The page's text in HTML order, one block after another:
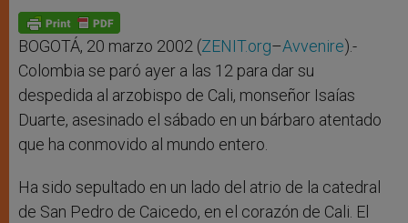
p
p
g
e
o
k
BOGOTÁ, 20 marzo 2002 (ZENIT.org–Avvenire).-
Colombia se paró ayer a las 12 para dar su
despedida al arzobispo de Cali, monseñor Isaías
Duarte, asesinado el sábado en un bárbaro atentado
que ha conmovido al mundo entero.
Ha sido sepultado en un lado del atrio de la catedral
de San Pedro de Caicedo, en el corazón de Cali. El